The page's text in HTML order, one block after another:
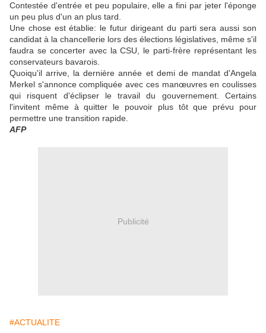
Contestée d'entrée et peu populaire, elle a fini par jeter l'éponge
un peu plus d'un an plus tard.
Une chose est établie: le futur dirigeant du parti sera aussi son
candidat à la chancellerie lors des élections législatives, même s'il
faudra se concerter avec la CSU, le parti-frère représentant les
conservateurs bavarois.
Quoiqu'il arrive, la dernière année et demi de mandat d'Angela
Merkel s'annonce compliquée avec ces manœuvres en coulisses
qui risquent d'éclipser le travail du gouvernement. Certains
l'invitent même à quitter le pouvoir plus tôt que prévu pour
permettre une transition rapide.
AFP
Publicité
#ACTUALITE